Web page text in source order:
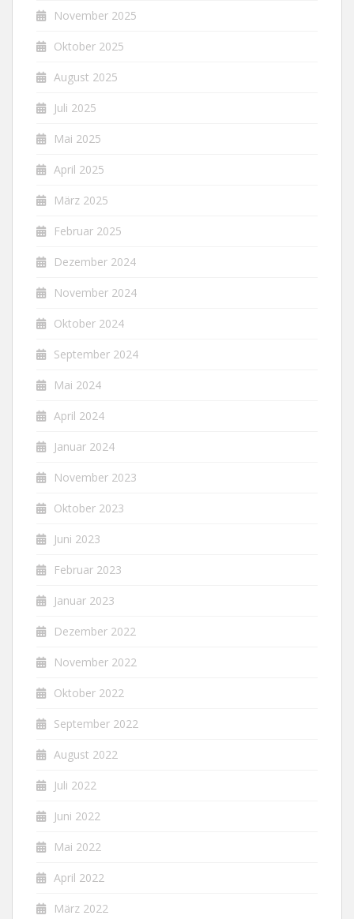
November 2025
Oktober 2025
August 2025
Juli 2025
Mai 2025
April 2025
März 2025
Februar 2025
Dezember 2024
November 2024
Oktober 2024
September 2024
Mai 2024
April 2024
Januar 2024
November 2023
Oktober 2023
Juni 2023
Februar 2023
Januar 2023
Dezember 2022
November 2022
Oktober 2022
September 2022
August 2022
Juli 2022
Juni 2022
Mai 2022
April 2022
März 2022